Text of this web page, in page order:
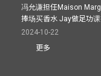
冯允谦担任Maison
捧场买香水 Jay做足功
2024-10-22
更多